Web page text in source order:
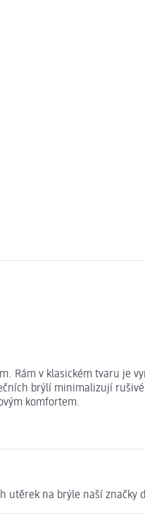
Rám v klasickém tvaru je
brýlí minimalizují
komfortem.
na brýle naší značky